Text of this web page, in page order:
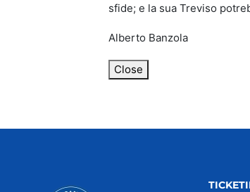
sfide; e la sua Treviso
Alberto Banzola
Close